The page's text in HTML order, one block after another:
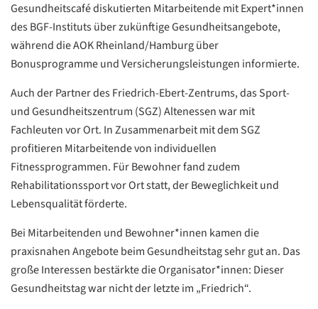
Gesundheitscafé diskutierten Mitarbeitende mit Expert*innen
des BGF-Instituts über zukünftige Gesundheitsangebote,
während die AOK Rheinland/Hamburg über
Bonusprogramme und Versicherungsleistungen informierte.
Auch der Partner des Friedrich-Ebert-Zentrums, das Sport-
und Gesundheitszentrum (SGZ) Altenessen war mit
Fachleuten vor Ort. In Zusammenarbeit mit dem SGZ
profitieren Mitarbeitende von individuellen
Fitnessprogrammen. Für Bewohner fand zudem
Rehabilitationssport vor Ort statt, der Beweglichkeit und
Lebensqualität förderte.
Bei Mitarbeitenden und Bewohner*innen kamen die
praxisnahen Angebote beim Gesundheitstag sehr gut an. Das
große Interessen bestärkte die Organisator*innen: Dieser
Gesundheitstag war nicht der letzte im „Friedrich“.
ZURÜCK
Google
Datenschutzerklärung
Übersetzen
/
Translate
ZURÜCK